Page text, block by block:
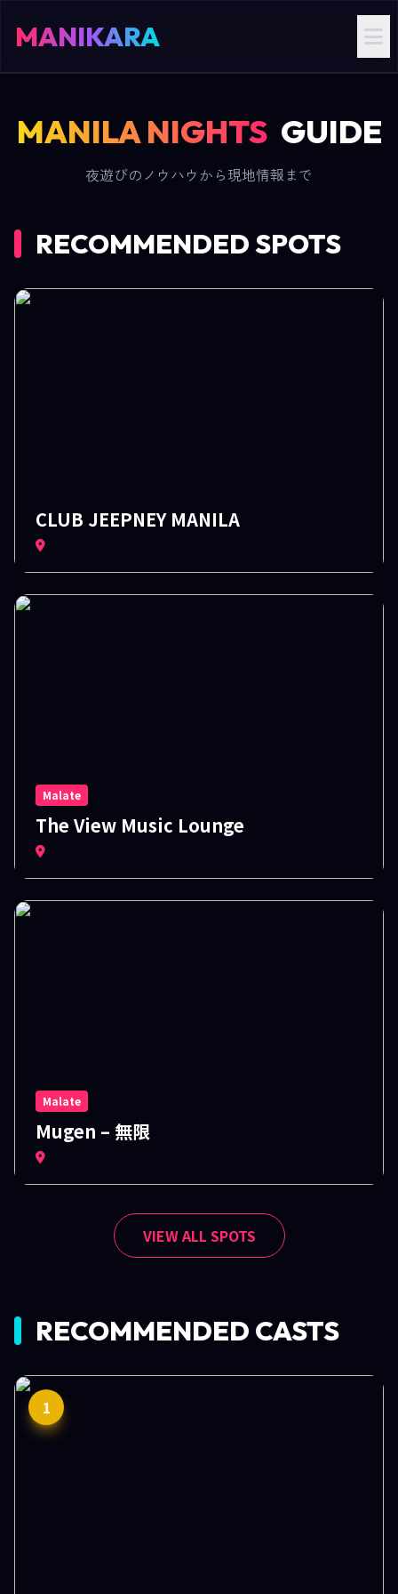
MANIKARA
MANILA NIGHTS GUIDE
夜遊びのノウハウから現地情報まで
RECOMMENDED SPOTS
CLUB JEEPNEY MANILA
Malate
The View Music Lounge
Malate
Mugen – 無限
VIEW ALL SPOTS
RECOMMENDED CASTS
1